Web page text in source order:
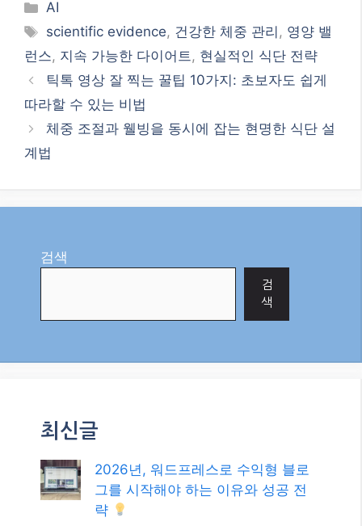
검색
검
AI 랠리 지속될까? 2026년 8월, 증시
의 핵심 변수와 스마트 투자 전략!
2026년 8월, 글로벌 경제의 뜨거운
감자: 인플레이션과 금리 향방은?
초단기 매매의 정수: 암호화폐 스캘
핑으로 수익 극대화하기!